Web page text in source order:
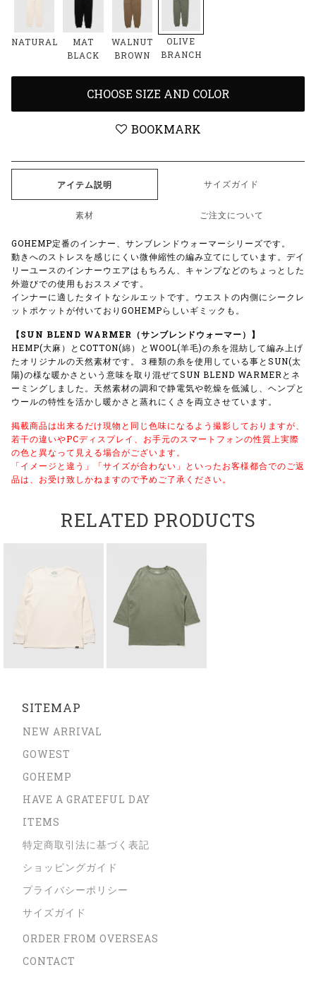
NATURAL
MAT
BLACK
WALNUT
BROWN
OLIVE
BRANCH
CHOOSE SIZE AND COLOR
BOOKMARK
アイテム説明 サイズガイド
素材 ご注文について
GOHEMP定番のインナー、サンブレンドウォーマーシリーズです。
動きへのストレスを感じにくい微伸縮性の編み立てにしています。デイ
リーユースのインナーウエアはもちろん、キャンプなどのちょっとした
外遊びでの使用もおススメです。
インナーに適したタイトなシルエットです。ウエストの内側にシークレ
ットポケットが付いておりGOHEMPらしいギミックも。
【SUN BLEND WARMER（サンブレンドウォーマー）】
HEMP(大麻）とCOTTON(綿）とWOOL(羊毛)の糸を混紡して編み上げ
たオリジナルの天然素材です。３種類の糸を使用している事とSUN(太
陽)の様な暖かさという意味を取り混ぜてSUN BLEND WARMERとネ
ーミングしました。天然素材の調和で静電気や乾燥を低減し、ヘンプと
ウールの特性を活かし暖かさと蒸れにくさを両立させています。
掲載商品は出来るだけ現物と同じ色味になるよう撮影しておりますが、
若干の違いやPCディスプレイ、お手元のスマートフォンの性質上実際
の色と異なって見える場合がございます。
「イメージと違う」「サイズが合わない」といったお客様都合でのご返
品は、お受け致しかねますので予めご了承ください。
RELATED PRODUCTS
SITEMAP
NEW ARRIVAL
GOWEST
GOHEMP
HAVE A GRATEFUL DAY
ITEMS
特定商取引法に基づく表記
ショッピングガイド
プライバシーポリシー
サイズガイド
ORDER FROM OVERSEAS
CONTACT